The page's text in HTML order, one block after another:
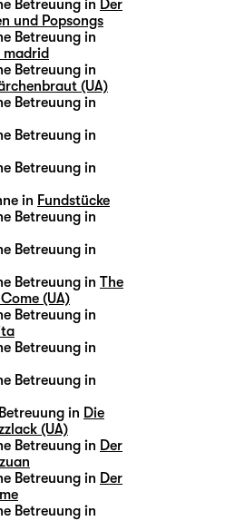
Betreuung in Der
und Popsongs
Betreuung in
madrid
Betreuung in
(UA)
Betreuung in
Betreuung in
Betreuung in
in Fundstücke
Betreuung in
Betreuung in
Betreuung in The
(UA)
Betreuung in
Betreuung in
Betreuung in
in Die
(UA)
Betreuung in Der
Betreuung in Der
Betreuung in